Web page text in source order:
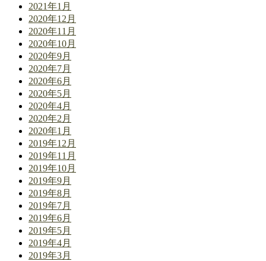
2021年1月
2020年12月
2020年11月
2020年10月
2020年9月
2020年7月
2020年6月
2020年5月
2020年4月
2020年2月
2020年1月
2019年12月
2019年11月
2019年10月
2019年9月
2019年8月
2019年7月
2019年6月
2019年5月
2019年4月
2019年3月